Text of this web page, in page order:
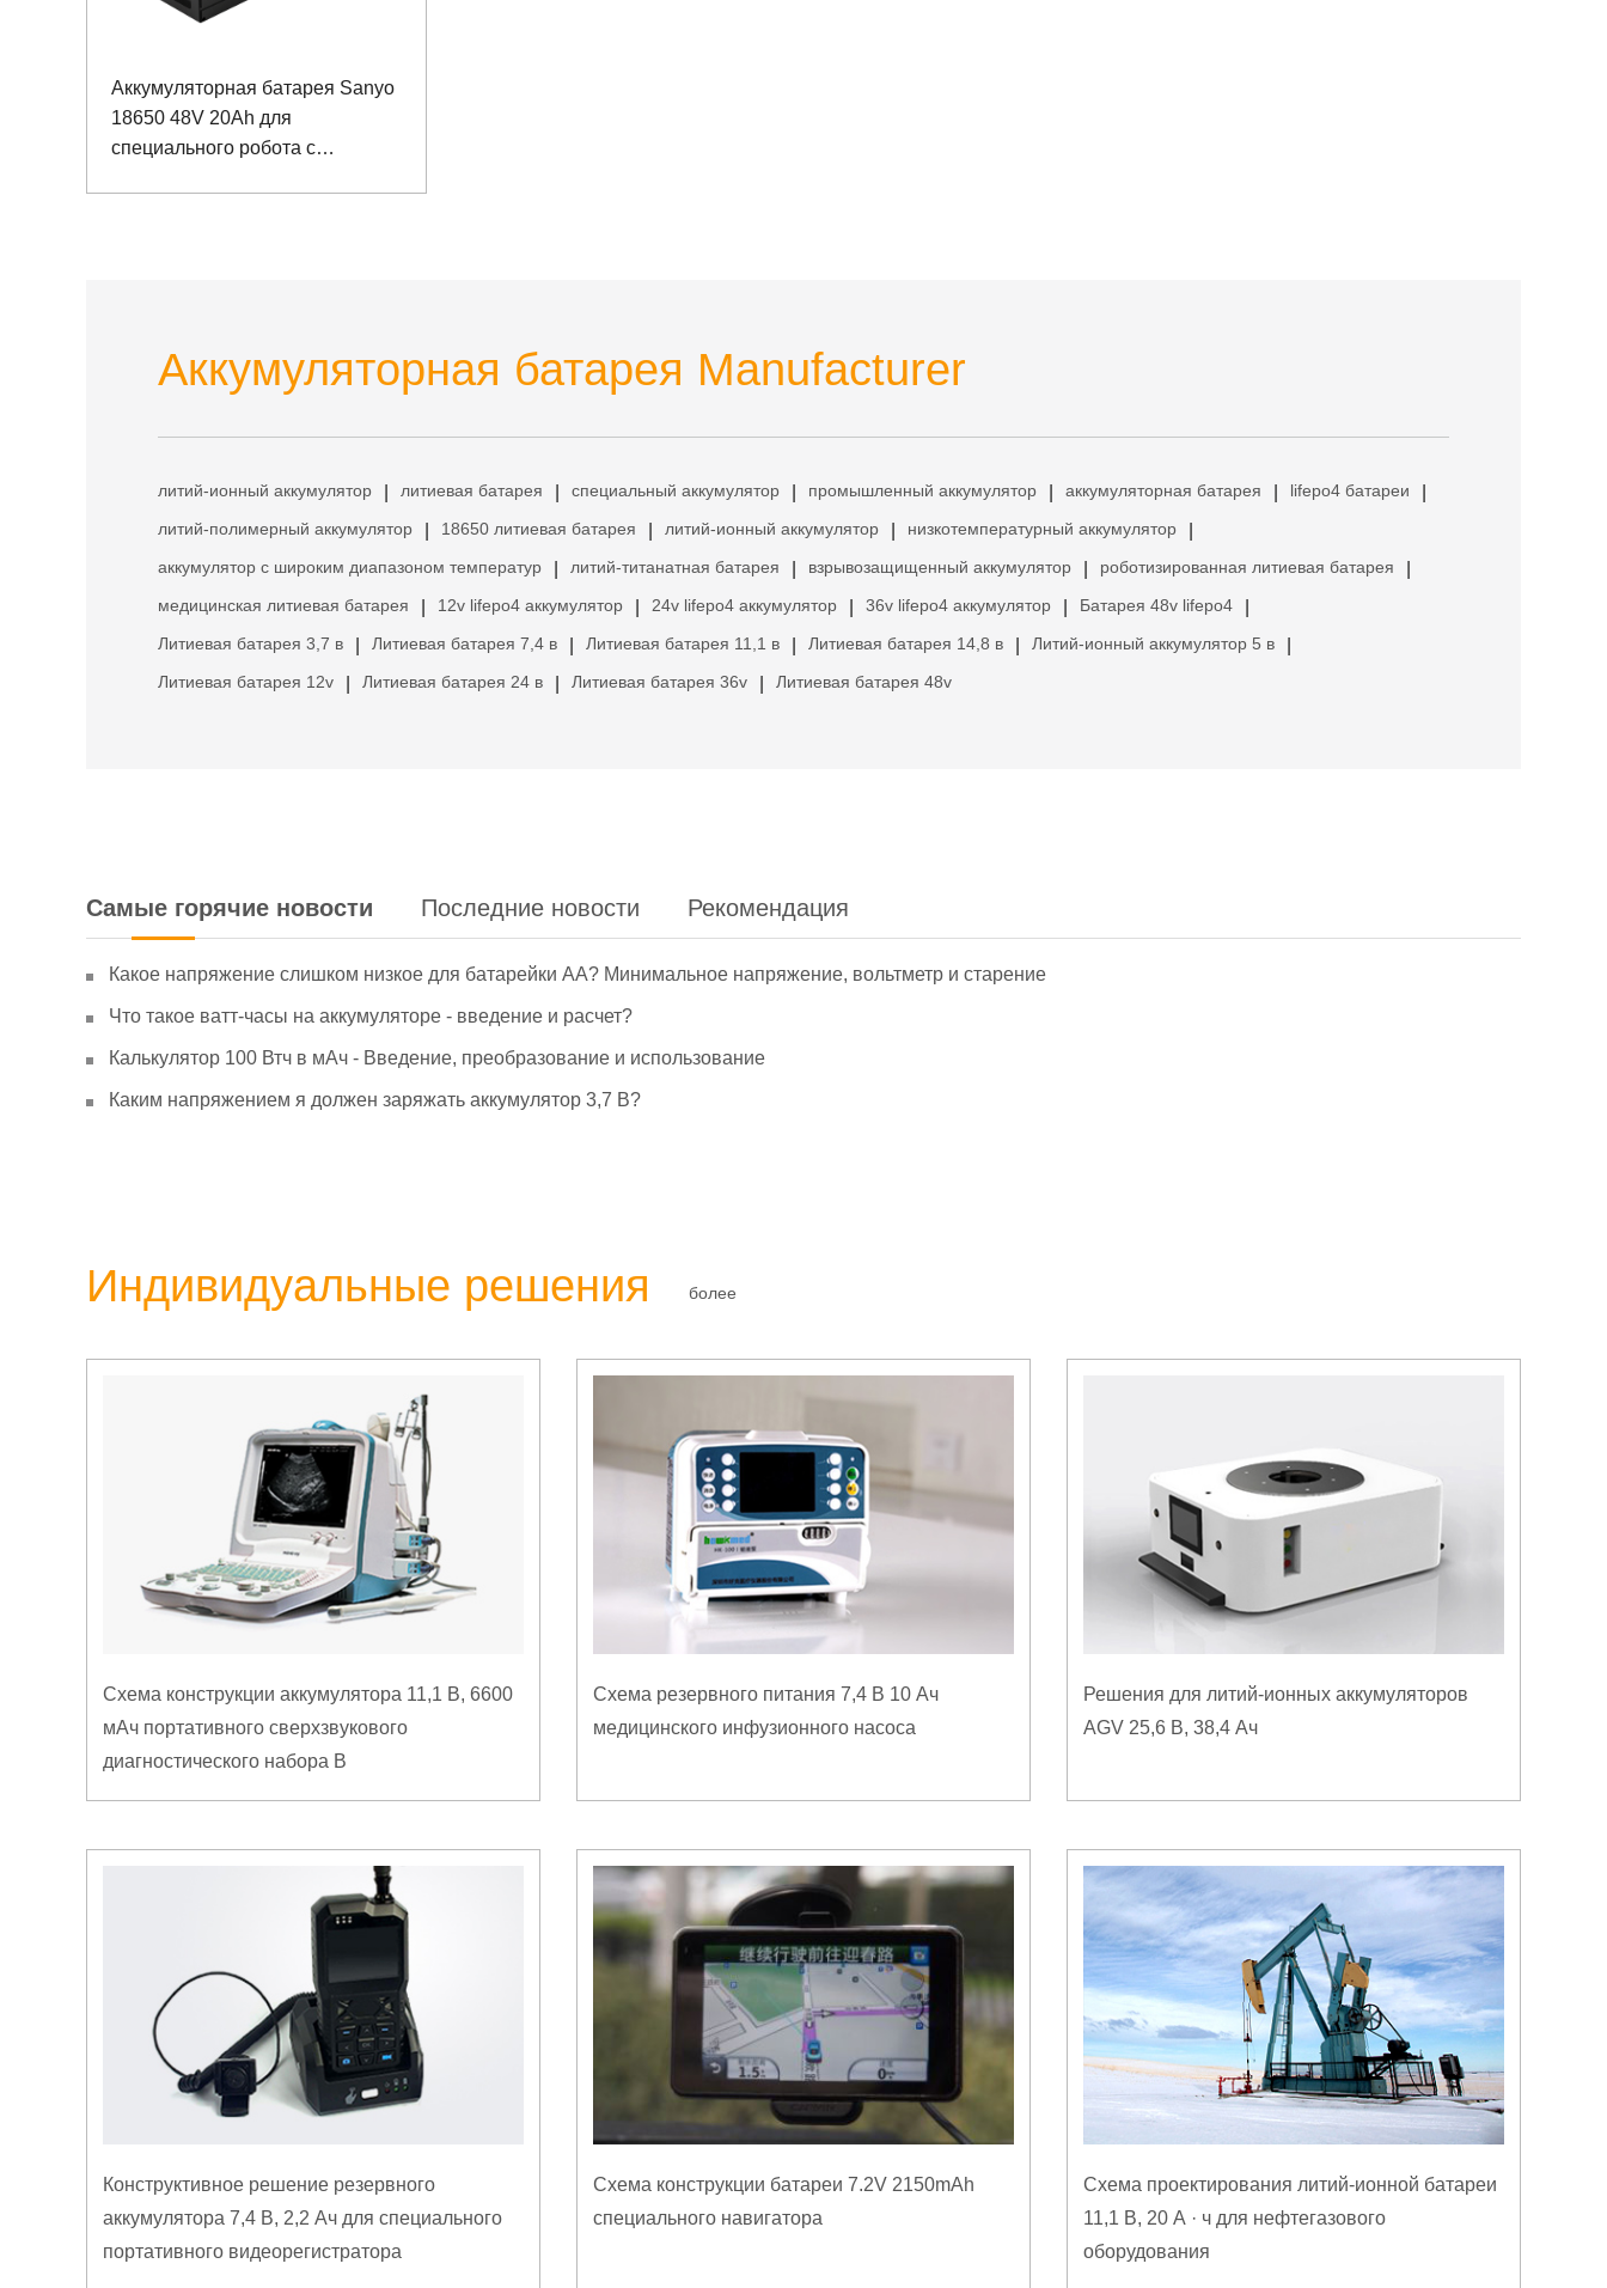
Аккумуляторная батарея Sanyo
18650 48V 20Ah для
специального робота с
Аккумуляторная батарея Manufacturer
литий-ионный аккумулятор литиевая батарея специальный аккумулятор промышленный аккумулятор аккумуляторная батарея lifepo4 батареи
литий-полимерный аккумулятор 18650 литиевая батарея литий-ионный аккумулятор низкотемпературный аккумулятор
аккумулятор с широким диапазоном температур литий-титанатная батарея взрывозащищенный аккумулятор роботизированная литиевая батарея
медицинская литиевая батарея 12v lifepo4 аккумулятор 24v lifepo4 аккумулятор 36v lifepo4 аккумулятор Батарея 48v lifepo4
Литиевая батарея 3,7 в Литиевая батарея 7,4 в Литиевая батарея 11,1 в Литиевая батарея 14,8 в Литий-ионный аккумулятор 5 в
Литиевая батарея 12v Литиевая батарея 24 в Литиевая батарея 36v Литиевая батарея 48v
Самые горячие новости Последние новости Рекомендация
Какое напряжение слишком низкое для батарейки АА? Минимальное напряжение, вольтметр и старение
Что такое ватт-часы на аккумуляторе - введение и расчет?
Калькулятор 100 Втч в мАч - Введение, преобразование и использование
Каким напряжением я должен заряжать аккумулятор 3,7 В?
Индивидуальные решения более
Схема конструкции аккумулятора 11,1 В, 6600
мАч портативного сверхзвукового
диагностического набора B
Схема резервного питания 7,4 В 10 Ач
медицинского инфузионного насоса
Решения для литий-ионных аккумуляторов
AGV 25,6 В, 38,4 Ач
Конструктивное решение резервного
аккумулятора 7,4 В, 2,2 Ач для специального
портативного видеорегистратора
Схема конструкции батареи 7.2V 2150mAh
специального навигатора
Схема проектирования литий-ионной батареи
11,1 В, 20 А · ч для нефтегазового
оборудования